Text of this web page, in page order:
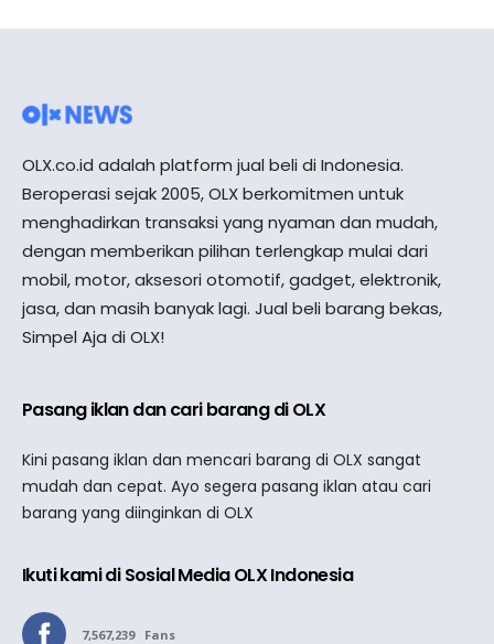
OLX.co.id adalah platform jual beli di Indonesia.
Beroperasi sejak 2005, OLX berkomitmen untuk
menghadirkan transaksi yang nyaman dan mudah,
dengan memberikan pilihan terlengkap mulai dari
mobil, motor, aksesori otomotif, gadget, elektronik,
jasa, dan masih banyak lagi. Jual beli barang bekas,
Simpel Aja di OLX!
Pasang iklan dan cari barang di OLX
Kini pasang iklan dan mencari barang di OLX sangat
mudah dan cepat. Ayo segera pasang iklan atau cari
barang yang diinginkan di OLX
Ikuti kami di Sosial Media OLX Indonesia
7,567,239 Fans